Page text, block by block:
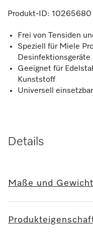
Produkt-ID: 10265680
Frei von Tensiden
Speziell für Miele
Desinfektionsgeräte
Geeignet für
Kunststoff
Universell
Details
Maße und Gewicht